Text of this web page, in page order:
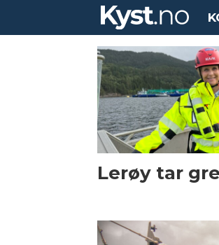
Lerøy tar